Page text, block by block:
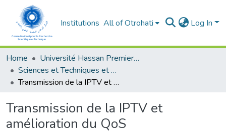
Institutions All of Otrohati Log In
Home
Université Hassan Premier- Settat
Sciences et Techniques et Sciences Médicales
Transmission de la IPTV et amélioration du QoS
Transmission de la IPTV et
amélioration du QoS